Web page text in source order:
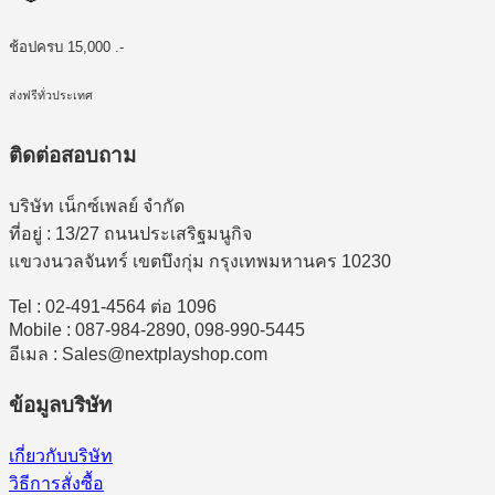
ช้อปครบ 15,000 .-
ส่งฟรีทั่วประเทศ
ติดต่อสอบถาม
บริษัท เน็กซ์เพลย์ จำกัด
ที่อยู่ : 13/27 ถนนประเสริฐมนูกิจ
แขวงนวลจันทร์ เขตบึงกุ่ม กรุงเทพมหานคร 10230
Tel : 02-491-4564 ต่อ 1096
Mobile : 087-984-2890, 098-990-5445
อีเมล : Sales@nextplayshop.com
ข้อมูลบริษัท
เกี่ยวกับบริษัท
วิธีการสั่งซื้อ